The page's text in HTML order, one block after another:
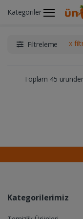
Kategoriler
Ünimar Anasayfa
Filtreleme x
Toplam 45
Kategorilerimiz